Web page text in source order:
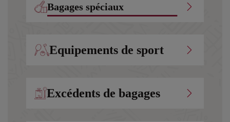
Bagages spéciaux
Equipements de sport
Excédents de bagages